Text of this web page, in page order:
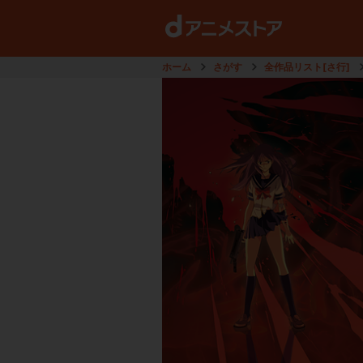
ホーム さがす 全作品リスト[さ行]